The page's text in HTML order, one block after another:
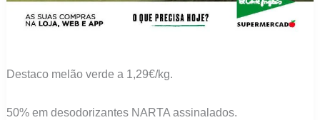
Destaco melão verde a 1,29€/kg.
50% em desodorizantes NARTA assinalados.